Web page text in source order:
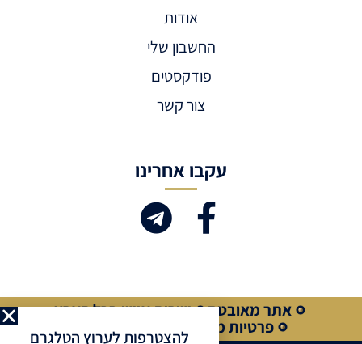
אודות
החשבון שלי
פודקסטים
צור קשר
עקבו אחרינו
אתר מאובטח
שירות אישי בכל הארץ
פרטיות מלאה
קנייה מאובטחת
להצטרפות לערוץ הטלגרם